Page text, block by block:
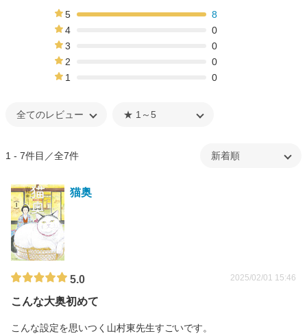
5
8
4
0
3
0
2
0
1
0
1 - 7件目／全7件
猫奥
5.0 2025/02/01 15:46
こんな大奥初めて
こんな設定を思いつく山村東先生すごいです。